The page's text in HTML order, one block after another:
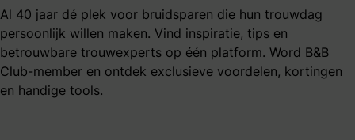
Al 40 jaar dé plek voor bruidsparen die hun trouwdag
persoonlijk willen maken. Vind inspiratie, tips en
betrouwbare trouwexperts op één platform. Word B&B
Club-member en ontdek exclusieve voordelen, kortingen
en handige tools.